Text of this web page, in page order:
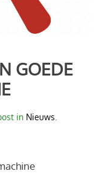
GOEDE
in Nieuws